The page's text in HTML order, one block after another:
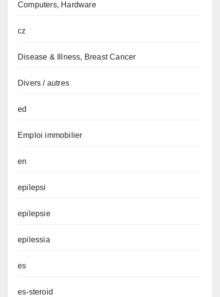
Computers, Hardware
cz
Disease & Illness, Breast Cancer
Divers / autres
ed
Emploi immobilier
en
epilepsi
epilepsie
epilessia
es
es-steroid